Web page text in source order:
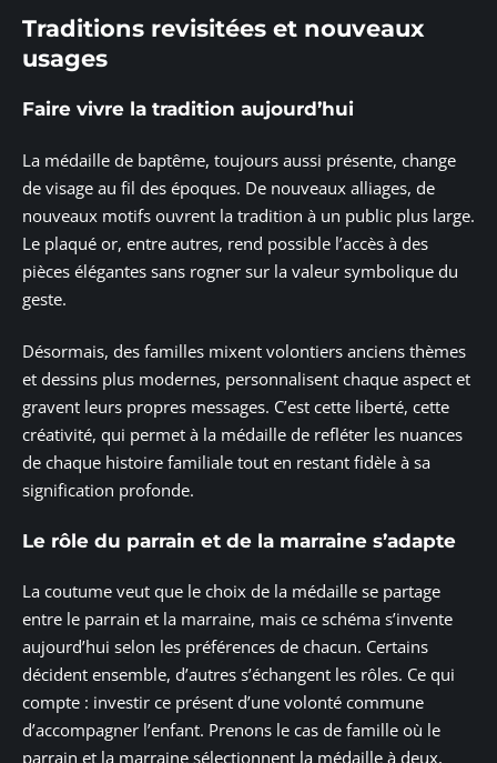
Traditions revisitées et nouveaux
usages
Faire vivre la tradition aujourd’hui
La médaille de baptême, toujours aussi présente, change
de visage au fil des époques. De nouveaux alliages, de
nouveaux motifs ouvrent la tradition à un public plus large.
Le plaqué or, entre autres, rend possible l’accès à des
pièces élégantes sans rogner sur la valeur symbolique du
geste.
Désormais, des familles mixent volontiers anciens thèmes
et dessins plus modernes, personnalisent chaque aspect et
gravent leurs propres messages. C’est cette liberté, cette
créativité, qui permet à la médaille de refléter les nuances
de chaque histoire familiale tout en restant fidèle à sa
signification profonde.
Le rôle du parrain et de la marraine s’adapte
La coutume veut que le choix de la médaille se partage
entre le parrain et la marraine, mais ce schéma s’invente
aujourd’hui selon les préférences de chacun. Certains
décident ensemble, d’autres s’échangent les rôles. Ce qui
compte : investir ce présent d’une volonté commune
d’accompagner l’enfant. Prenons le cas de famille où le
parrain et la marraine sélectionnent la médaille à deux,